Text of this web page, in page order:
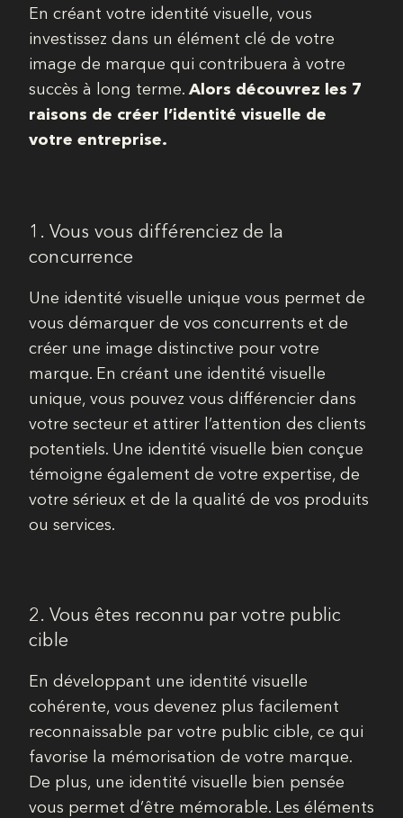
En créant votre identité visuelle, vous
investissez dans un élément clé de votre
image de marque qui contribuera à votre
succès à long terme. Alors découvrez les 7
raisons de créer l’identité visuelle de
votre entreprise.
1. Vous vous différenciez de la
concurrence
Une identité visuelle unique vous permet de
vous démarquer de vos concurrents et de
créer une image distinctive pour votre
marque. En créant une identité visuelle
unique, vous pouvez vous différencier dans
votre secteur et attirer l’attention des clients
potentiels. Une identité visuelle bien conçue
témoigne également de votre expertise, de
votre sérieux et de la qualité de vos produits
ou services.
2. Vous êtes reconnu par votre public
cible
En développant une identité visuelle
cohérente, vous devenez plus facilement
reconnaissable par votre public cible, ce qui
favorise la mémorisation de votre marque.
De plus, une identité visuelle bien pensée
vous permet d’être mémorable. Les éléments